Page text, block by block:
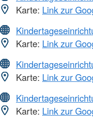
Karte: Link zur
Karte: Link zur
Karte: Link zur
Karte: Link zur